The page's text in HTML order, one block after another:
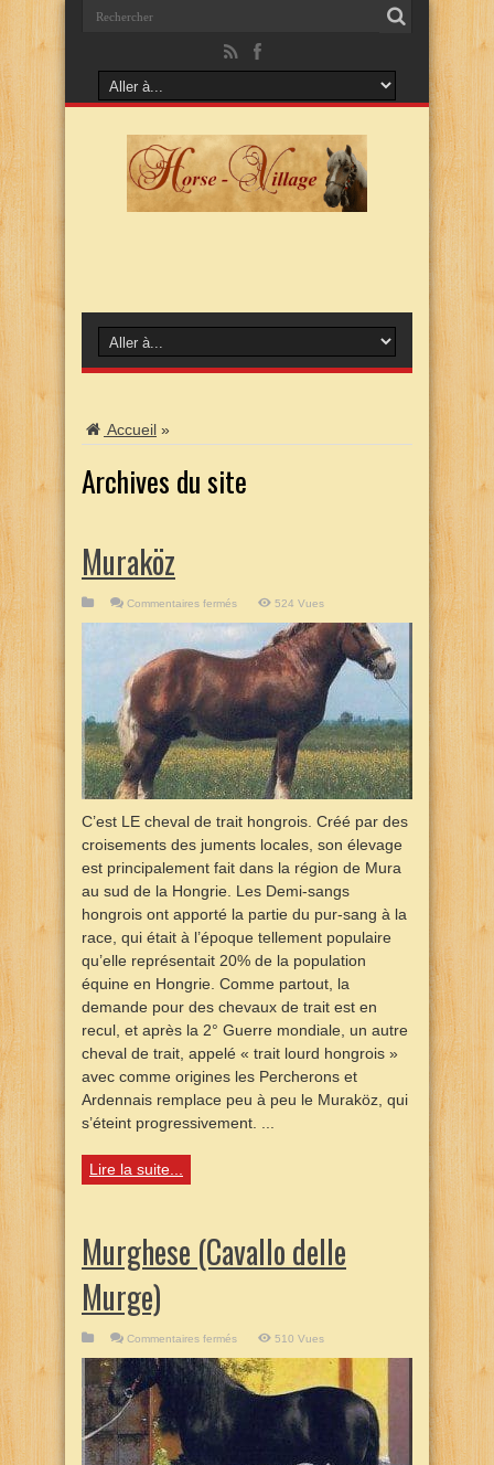
Accueil »
Archives du site
Muraköz
Commentaires fermés 524 Vues
C’est LE cheval de trait hongrois. Créé par des
croisements des juments locales, son élevage
est principalement fait dans la région de Mura
au sud de la Hongrie. Les Demi-sangs
hongrois ont apporté la partie du pur-sang à la
race, qui était à l’époque tellement populaire
qu’elle représentait 20% de la population
équine en Hongrie. Comme partout, la
demande pour des chevaux de trait est en
recul, et après la 2° Guerre mondiale, un autre
cheval de trait, appelé « trait lourd hongrois »
avec comme origines les Percherons et
Ardennais remplace peu à peu le Muraköz, qui
s’éteint progressivement. ...
Lire la suite...
Murghese (Cavallo delle
Murge)
Commentaires fermés
(Cavallo
delle
Murge)
510 Vues